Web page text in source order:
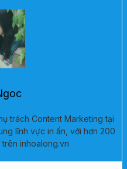
trách Content Marketing tại
lĩnh vực in ấn, với hơn 200
inhoalong.vn